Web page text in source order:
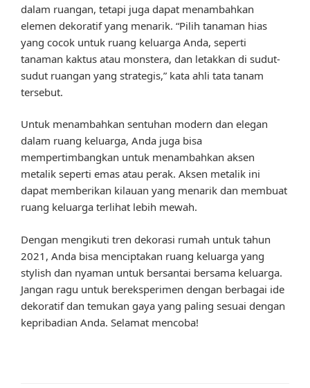
dalam ruangan, tetapi juga dapat menambahkan
elemen dekoratif yang menarik. “Pilih tanaman hias
yang cocok untuk ruang keluarga Anda, seperti
tanaman kaktus atau monstera, dan letakkan di sudut-
sudut ruangan yang strategis,” kata ahli tata tanam
tersebut.
Untuk menambahkan sentuhan modern dan elegan
dalam ruang keluarga, Anda juga bisa
mempertimbangkan untuk menambahkan aksen
metalik seperti emas atau perak. Aksen metalik ini
dapat memberikan kilauan yang menarik dan membuat
ruang keluarga terlihat lebih mewah.
Dengan mengikuti tren dekorasi rumah untuk tahun
2021, Anda bisa menciptakan ruang keluarga yang
stylish dan nyaman untuk bersantai bersama keluarga.
Jangan ragu untuk bereksperimen dengan berbagai ide
dekoratif dan temukan gaya yang paling sesuai dengan
kepribadian Anda. Selamat mencoba!